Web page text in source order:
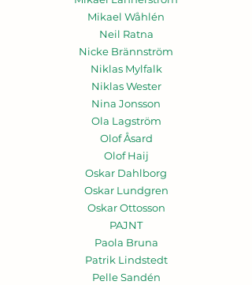
Mikael Wåhlén
Neil Ratna
Nicke Brännström
Niklas Mylfalk
Niklas Wester
Nina Jonsson
Ola Lagström
Olof Åsard
Olof Haij
Oskar Dahlborg
Oskar Lundgren
Oskar Ottosson
PAJNT
Paola Bruna
Patrik Lindstedt
Pelle Sandén